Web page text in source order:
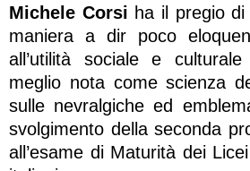
Michele Corsi ha il pregio
maniera a dir poco
all’utilità sociale e
meglio nota come scienza
sulle nevralgiche ed
svolgimento della seconda
all’esame di Maturità dei